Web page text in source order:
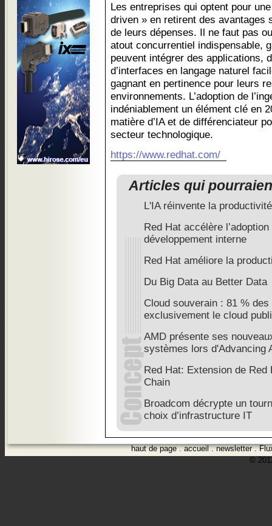
Les entreprises qui optent pour
driven » en retirent des avantages
de leurs dépenses. Il ne faut pas
atout concurrentiel indispensable,
peuvent intégrer des applications,
d’interfaces en langage naturel
gagnant en pertinence pour leurs
environnements. L’adoption de
indéniablement un élément clé en
matière d’IA et de différenciateur
secteur technologique.
https://www.redhat.com/
Articles qui
L'IA réinvente la
Red Hat accélère
développement interne
Red Hat améliore la
Du Big Data au Better Data
Cloud souverain : 81 %
exclusivement le cloud
AMD présente ses
systèmes lors d'Advancing
Red Hat: Extension de
Chain
Broadcom décrypte un
choix d’infrastructure IT
haut de page.accueil.newsletter.
©